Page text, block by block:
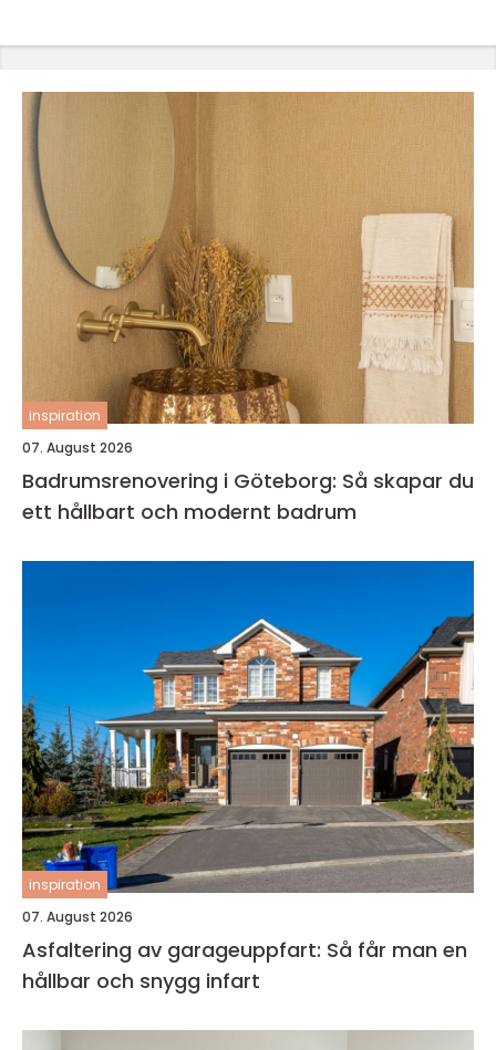
inspiration
07. August 2026
Badrumsrenovering i Göteborg: Så skapar du
ett hållbart och modernt badrum
inspiration
07. August 2026
Asfaltering av garageuppfart: Så får man en
hållbar och snygg infart